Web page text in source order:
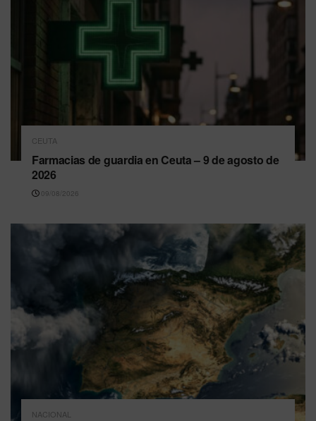
CEUTA
Farmacias de guardia en Ceuta – 9 de agosto de
2026
09/08/2026
NACIONAL